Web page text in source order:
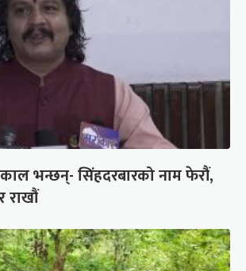
भन्छन्- सिंहदरबारको नाम फेरौं,
राखौं